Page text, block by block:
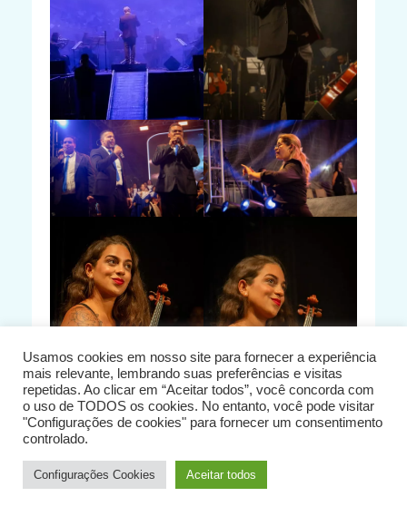
Usamos cookies em nosso site para fornecer a experiência
mais relevante, lembrando suas preferências e visitas
repetidas. Ao clicar em “Aceitar todos”, você concorda com
o uso de TODOS os cookies. No entanto, você pode visitar
"Configurações de cookies" para fornecer um consentimento
controlado.
Configurações Cookies Aceitar todos